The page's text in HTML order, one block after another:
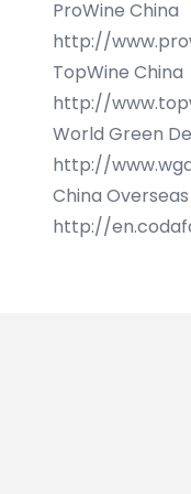
ProWine China
http://
TopWine China
http://
World Green
http://
China
http://